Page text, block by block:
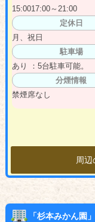
15:0017:00～21:00
定休日
月、祝日
駐車場
あり ：5台駐車可能。
分煙情報
禁煙席なし
周
「杉本みかん園